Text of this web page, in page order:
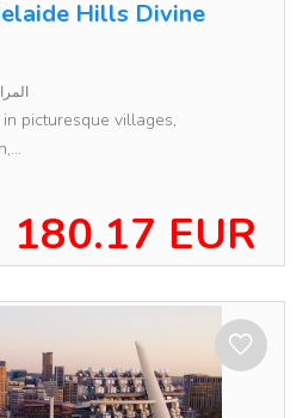
Hills Divine
657
picturesque villages,
180.17 EUR